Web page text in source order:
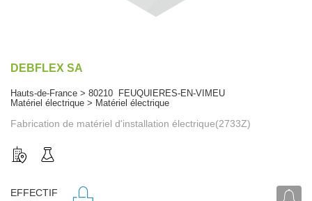
DEBFLEX SA
Hauts-de-France > 80210 FEUQUIERES-EN-VIMEU
Matériel électrique > Matériel électrique
Fabrication de matériel d'installation électrique(2733Z)
EFFECTIF